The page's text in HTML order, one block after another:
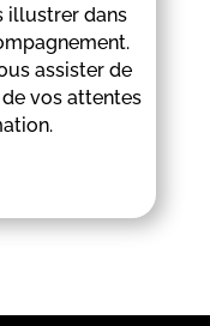
illustrer dans
assister de
vos attentes